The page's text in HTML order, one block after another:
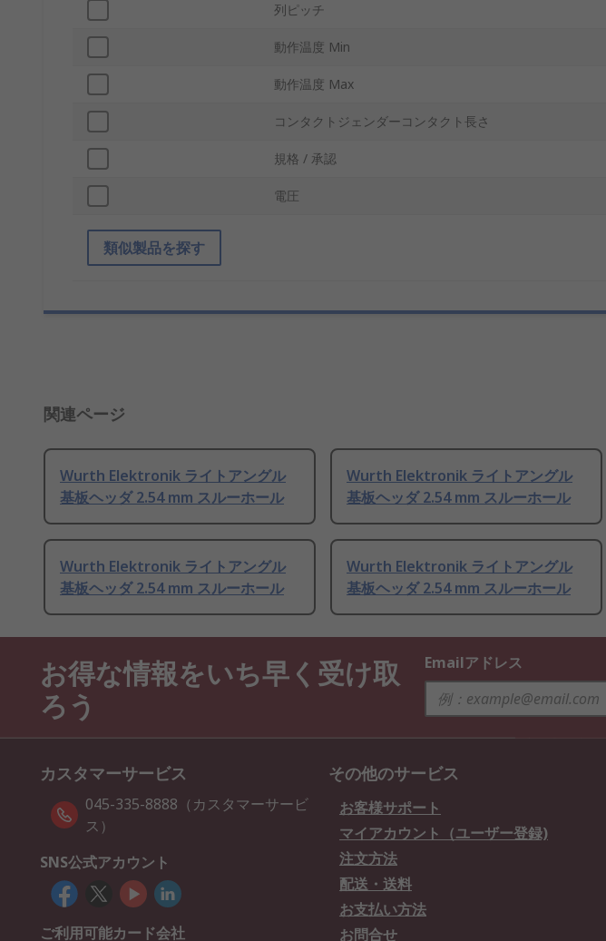
列ピッチ
動作温度 Min
動作温度 Max
コンタクトジェンダーコンタクト長さ
規格 / 承認
電圧
類似製品を探す
関連ページ
Wurth Elektronik ライトアングル
基板ヘッダ 2.54 mm スルーホール
Wurth Elektronik ライトアングル
基板ヘッダ 2.54 mm スルーホール
Wurth Elektronik ライトアングル
基板ヘッダ 2.54 mm スルーホール
Wurth Elektronik ライトアングル
基板ヘッダ 2.54 mm スルーホール
お得な情報をいち早く受け取
ろう
Emailアドレス
カスタマーサービス
045-335-8888（カスタマーサービ
ス）
SNS公式アカウント
ご利用可能カード会社
その他のサービス
お客様サポート
マイアカウント（ユーザー登録)
注文方法
配送・送料
お支払い方法
お問合せ